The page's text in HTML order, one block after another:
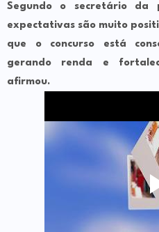
Segundo o secretário da
expectativas são muito
que o concurso está
gerando renda e
afirmou.